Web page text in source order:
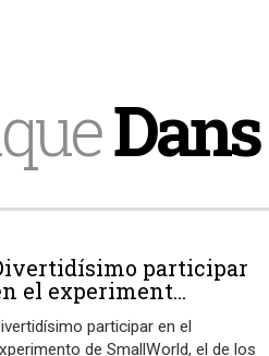
Dans
participar
el experiment...
participar en el
de SmallWorld, el de los